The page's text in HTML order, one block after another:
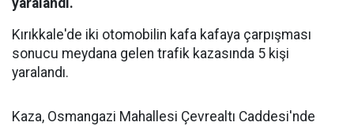
Kırıkkale'de iki otomobilin kafa kafaya çarpışması
sonucu meydana gelen trafik kazasında 5 kişi
yaralandı.
Kaza, Osmangazi Mahallesi Çevrealtı Caddesi'nde